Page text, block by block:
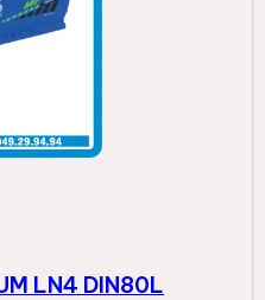
LN4 DIN80L